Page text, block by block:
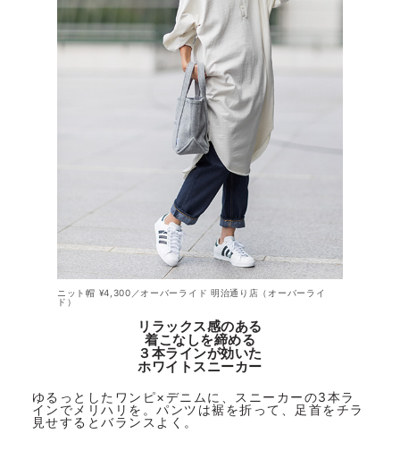
ニット帽 ¥4,300／オーバーライド 明治通り店（オーバーライ
ド）
リラックス感のある
着こなしを締める
３本ラインが効いた
ホワイトスニーカー
ゆるっとしたワンピ×デニムに、スニーカーの3本ラ
インでメリハリを。パンツは裾を折って、足首をチラ
見せするとバランスよく。